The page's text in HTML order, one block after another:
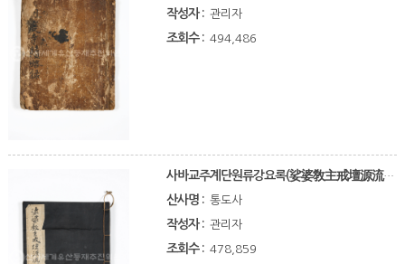
작성자 : 관리자
조회수 : 494,486
사바교주계단원류강요록(娑婆敎主戒壇源流綱要錄)
산사명 : 통도사
작성자 : 관리자
조회수 : 478,859